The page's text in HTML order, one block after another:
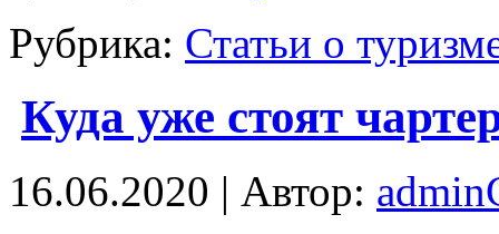
Рубрика: Статьи о
Куда уже стоят
16.06.2020 | Автор: